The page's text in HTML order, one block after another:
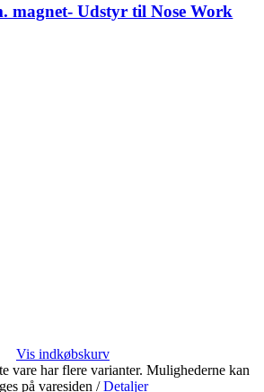
magnet- Udstyr til Nose Work
Vis indkøbskurv
vare har flere varianter. Mulighederne kan
på varesiden / Detaljer